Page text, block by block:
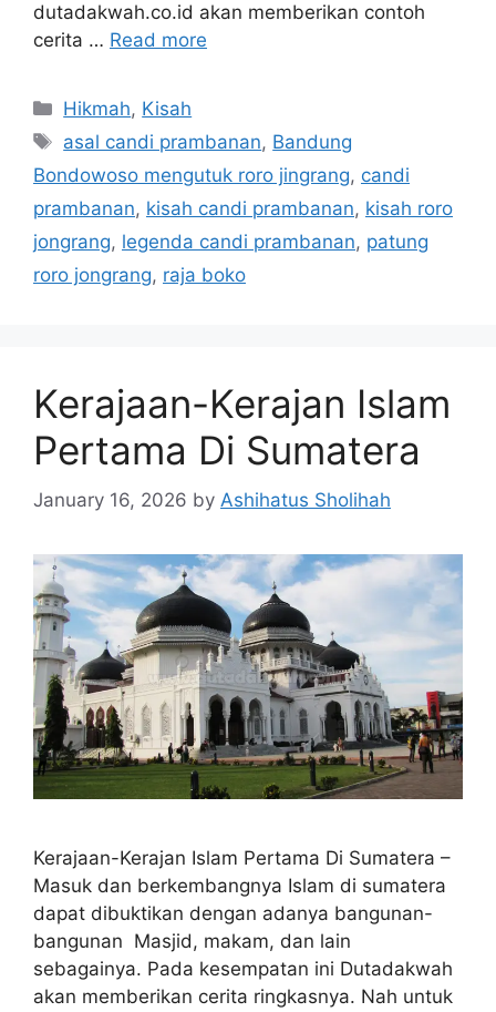
dutadakwah.co.id akan memberikan contoh
cerita … Read more
Categories
Hikmah, Kisah
Tags
asal candi prambanan, Bandung
Bondowoso mengutuk roro jingrang, candi
prambanan, kisah candi prambanan, kisah roro
jongrang, legenda candi prambanan, patung
roro jongrang, raja boko
Kerajaan-Kerajan Islam
Pertama Di Sumatera
January 16, 2026 by Ashihatus Sholihah
Kerajaan-Kerajan Islam Pertama Di Sumatera –
Masuk dan berkembangnya Islam di sumatera
dapat dibuktikan dengan adanya bangunan-
bangunan Masjid, makam, dan lain
sebagainya. Pada kesempatan ini Dutadakwah
akan memberikan cerita ringkasnya. Nah untuk